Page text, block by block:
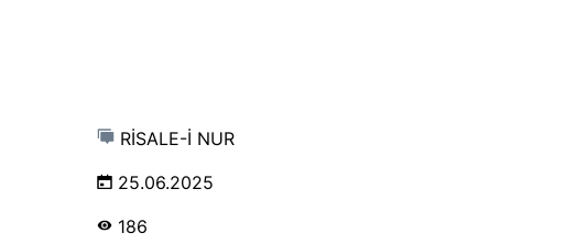
RİSALE-İ NUR
25.06.2025
186